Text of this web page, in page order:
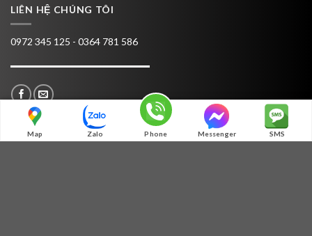
Map Zalo Phone Messenger SMS
LIÊN HỆ CHÚNG TÔI
0972 345 125 - 0364 781 586